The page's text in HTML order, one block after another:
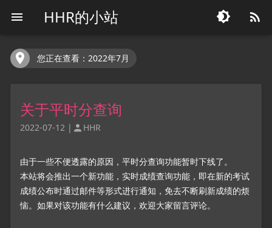
 HHR的小站  
 您正在查看：2022年7月
关于平时分查询
2022-07-12 |  HHR
由于一些不便透露的原因，平时分查询功能暂时下线了。
本站将会推出一个新功能，实时成绩查询功能，即在新的考试
成绩公布时通过邮件等形式进行通知，免去不断刷新成绩的烦
恼。如果对该功能有什么建议，欢迎大家留言评论。